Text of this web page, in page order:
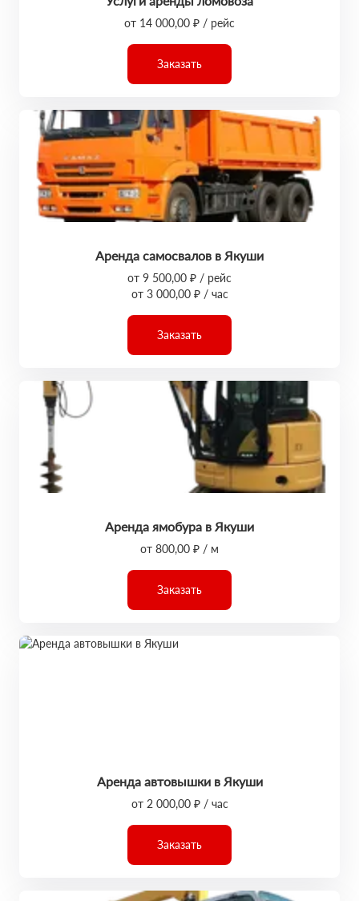
от 14 000,00 ₽ / рейс
Заказать
Аренда самосвалов в Якуши
от 9 500,00 ₽ / рейс
от 3 000,00 ₽ / час
Заказать
Аренда ямобура в Якуши
от 800,00 ₽ / м
Заказать
Аренда автовышки в Якуши
от 2 000,00 ₽ / час
Заказать